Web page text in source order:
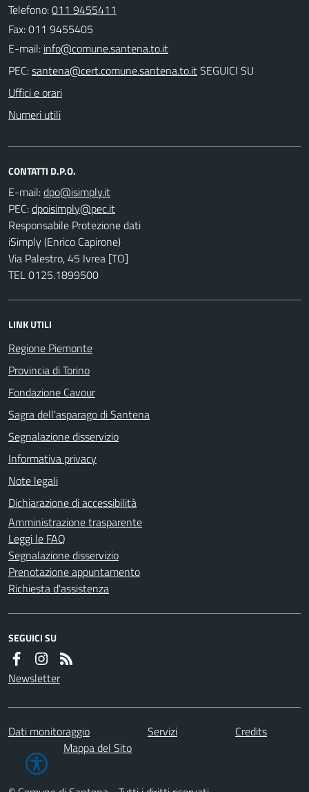
Telefono:011 9455411
Fax: 011 9455405
E-mail:
PEC:
SEGUICI SU
Uffici e orari
Numeri utili
CONTATTI D.P.O.
E-mail:
PEC:
Responsabile Protezione dati
iSimply (Enrico Capirone)
Via Palestro, 45 Ivrea [TO]
TEL 0125.1899500
LINK UTILI
Regione Piemonte
Provincia di Torino
Fondazione Cavour
Sagra dell'asparago di Santena
Segnalazione disservizio
Informativa privacy
Note legali
Dichiarazione di accessibilità
Amministrazione trasparente
Leggi le FAQ
Segnalazione disservizio
Prenotazione appuntamento
Richiesta d'assistenza
SEGUICI SU
Newsletter
Dati monitoraggio Servizi
Credits
Mappa del Sito